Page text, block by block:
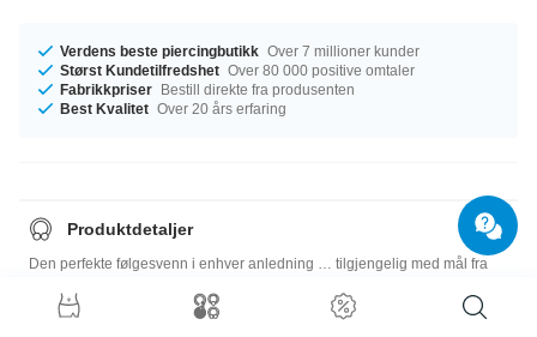
Verdens beste piercingbutikk Over 7 millioner kunder
Størst Kundetilfredshet Over 80 000 positive omtaler
Fabrikkpriser Bestill direkte fra produsenten
Best Kvalitet Over 20 års erfaring
Produktdetaljer
Den perfekte følgesvenn i enhver anledning … tilgjengelig med mål fra
kan velge lengder fra 6 mm til 12 mm. Kulen kommer i størrelsen 2 mm.
Fargen er Klar – og det er mer enn nok. En sjarmerende piercing i topp